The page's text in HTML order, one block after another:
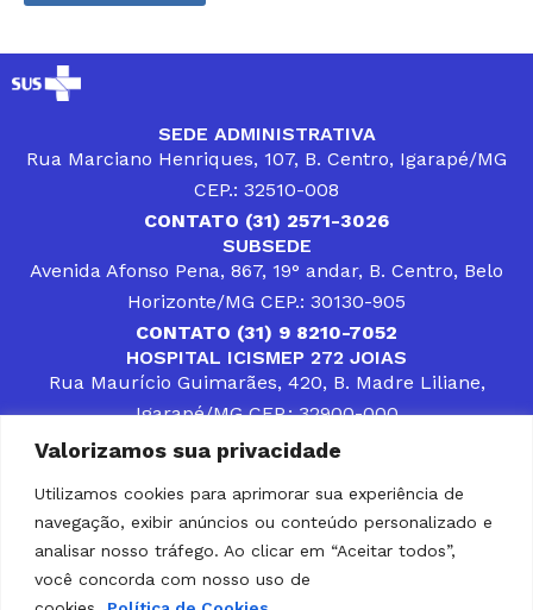
Valorizamos sua privacidade
Utilizamos cookies para aprimorar sua experiência de
navegação, exibir anúncios ou conteúdo personalizado e
analisar nosso tráfego. Ao clicar em “Aceitar todos”,
você concorda com nosso uso de
SEDE ADMINISTRATIVA
Rua Marciano Henriques, 107, B. Centro, Igarapé/MG
CEP.: 32510-008
CONTATO (31) 2571-3026
SUBSEDE
Avenida Afonso Pena, 867, 19° andar, B. Centro, Belo
Horizonte/MG CEP.: 30130-905
CONTATO (31) 9 8210-7052
HOSPITAL ICISMEP 272 JOIAS
Rua Maurício Guimarães, 420, B. Madre Liliane,
Igarapé/MG CEP.: 32900-000
CONTATOS (31) 3512-4400 ou (31) 9 8309-8660
DESENVOLVER SOLUÇÕES, AÇÕES E SERVIÇOS
PÚBLICOS QUE COMPLEMENTEM A ASSISTÊNCIA À
POPULAÇÃO DA REGIÃO EM QUE ATUA, SENDO
PARCEIRO DOS MUNICÍPIOS CONSORCIADOS NA
SOLUÇÃO DE DIFICULDADES ENFRENTADAS POR
GESTORES MUNICIPAIS, É O COMPROMISSO DO
ICISMEP.